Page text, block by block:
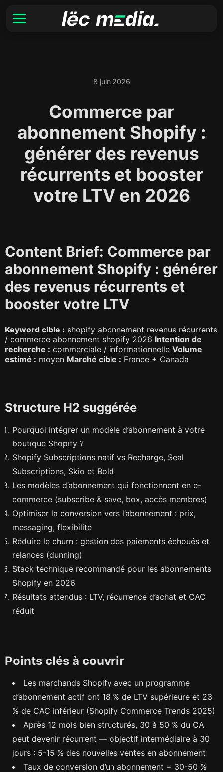
8 juin 2026
Commerce par
abonnement Shopify :
générer des revenus
récurrents et booster
votre LTV en 2026
Content Brief: Commerce par
abonnement Shopify : générer
des revenus récurrents et
booster votre LTV
Keyword cible : shopify abonnement revenus récurrents
/ commerce abonnement shopify 2026 Intention de
recherche : commerciale / informationnelle Volume
estimé : moyen Marché cible : France + Canada
Structure H2 suggérée
Pourquoi intégrer un modèle d’abonnement à votre
boutique Shopify ?
Shopify Subscriptions natif vs Recharge, Seal
Subscriptions, Skio et Bold
Les modèles d’abonnement qui fonctionnent en e-
commerce (subscribe & save, box, accès membres)
Optimiser la conversion vers l’abonnement : prix,
messaging, flexibilité
Réduire le churn : gestion des paiements échoués et
relances (dunning)
Stack technique recommandé pour les abonnements
Shopify en 2026
Résultats attendus : LTV, récurrence d’achat et CAC
réduit
Points clés à couvrir
Les marchands Shopify avec un programme
d’abonnement actif ont 18 % de LTV supérieure et 23
% de CAC inférieur (Shopify Commerce Trends 2025)
Après 12 mois bien structurés, 30 à 50 % du CA
peut devenir récurrent — objectif intermédiaire à 30
jours : 5-15 % des nouvelles ventes en abonnement
Taux de conversion d’un abonnement = 30-50 %